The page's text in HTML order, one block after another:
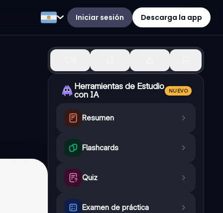
Iniciar sesión Descarga la app
Herramientas de Estudio
con IA
NUEVO
Resumen
Flashcards
Quiz
Examen de práctica